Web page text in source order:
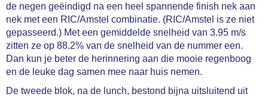
de negen geëindigd na een heel spannende finish nek aan
nek met een RIC/Amstel combinatie. (RIC/Amstel is ze niet
gepasseerd.) Met een gemiddelde snelheid van 3.95 m/s
zitten ze op 88.2% van de snelheid van de nummer een.
Dan kun je beter de herinnering aan die mooie regenboog
en de leuke dag samen mee naar huis nemen.
De tweede blok, na de lunch, bestond bijna uitsluitend uit